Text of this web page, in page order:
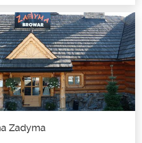
Szymkówka
Brzegi
są pulpeciki z mięsa jagnięcego
rozmarynie, czerwonym...
Zadyma